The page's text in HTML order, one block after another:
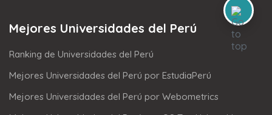
Mejores Universidades del Perú
Ranking de Universidades del Perú
Mejores Universidades del Perú por EstudiaPerú
Mejores Universidades del Perú por Webometrics